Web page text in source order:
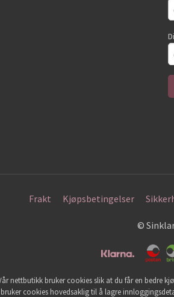
Frakt Kjøpsbetingelser
©
nettbutikk bruker cookies slik at du får en bedre
bruker cookies hovedsaklig til å lagre